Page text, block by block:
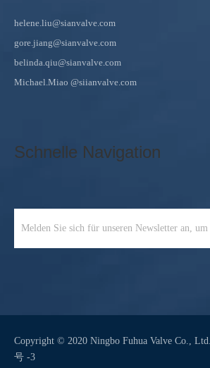
helene.liu@sianvalve.com
gore.jiang@sianvalve.com
belinda.qiu@sianvalve.com
Michael.Miao @siianvalve.com
Schnelle Navigation
Copyright © 2020 Ningbo Fuhua Valve Co., Ltd.
号 -3